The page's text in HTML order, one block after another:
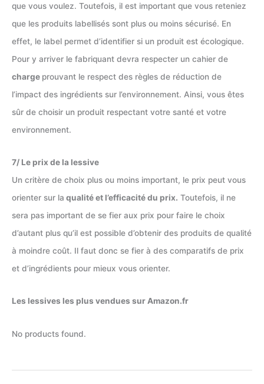
que vous voulez. Toutefois, il est important que vous reteniez
que les produits labellisés sont plus ou moins sécurisé. En
effet, le label permet d’identifier si un produit est écologique.
Pour y arriver le fabriquant devra respecter un cahier de
charge prouvant le respect des règles de réduction de
l’impact des ingrédients sur l’environnement. Ainsi, vous êtes
sûr de choisir un produit respectant votre santé et votre
environnement.
7/ Le prix de la lessive
Un critère de choix plus ou moins important, le prix peut vous
orienter sur la qualité et l’efficacité du prix. Toutefois, il ne
sera pas important de se fier aux prix pour faire le choix
d’autant plus qu’il est possible d’obtenir des produits de qualité
à moindre coût. Il faut donc se fier à des comparatifs de prix
et d’ingrédients pour mieux vous orienter.
Les lessives les plus vendues sur Amazon.fr
No products found.